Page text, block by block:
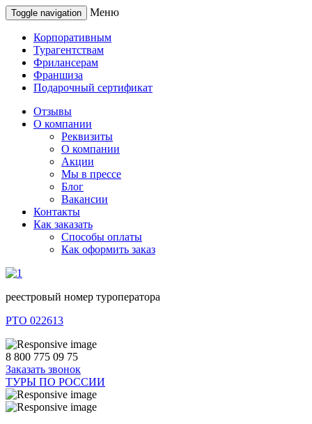
Toggle navigation Меню
Корпоративным
Турагентствам
Фрилансерам
Франшиза
Подарочный сертификат
Отзывы
О компании
Реквизиты
О компании
Акции
Мы в прессе
Блог
Вакансии
Контакты
Как заказать
Способы оплаты
Как оформить заказ
реестровый номер туроператора
РТО 022613
8 800 775 09 75
Заказать звонок
ТУРЫ ПО РОССИИ